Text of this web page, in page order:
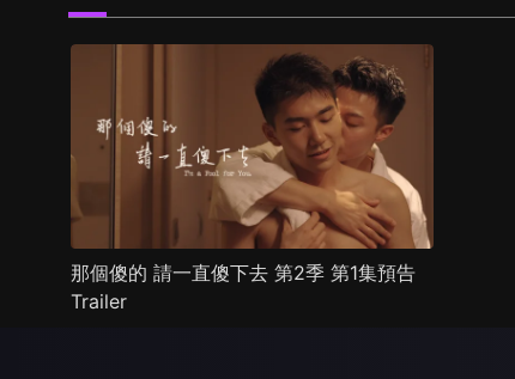
那個傻的 請一直傻下去 第2季 第1集預告
Trailer